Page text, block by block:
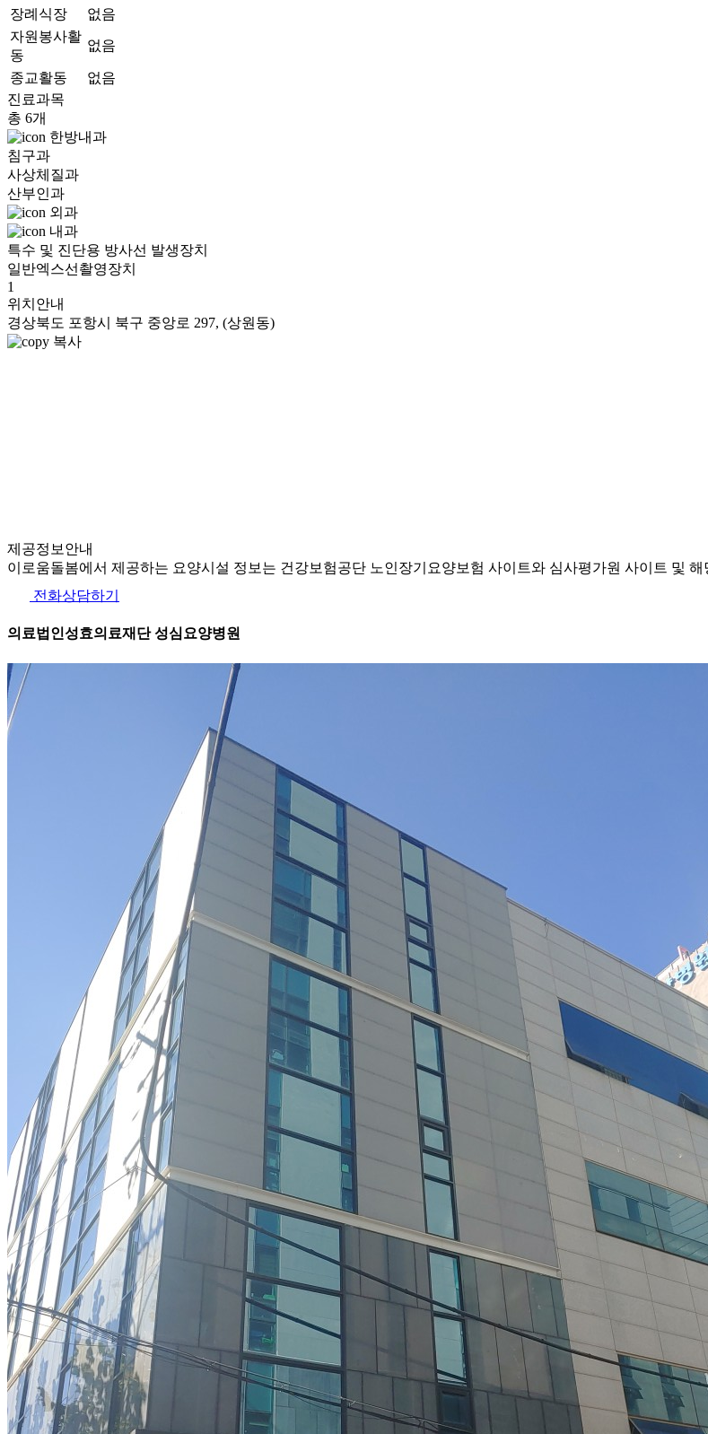
장례식장
없음
자원봉사활
동
없음
종교활동
없음
진료과목
총 6개
한방내과
침구과
사상체질과
산부인과
외과
내과
특수 및 진단용 방사선 발생장치
일반엑스선촬영장치
1
위치안내
경상북도 포항시 북구 중앙로 297, (상원동)
복사
제공정보안내
이로움돌봄에서 제공하는 요양시설 정보는 건강보험공단 노인장기요양보험 사이트와 심사평가원 사이트 및
전화상담하기
의료법인성효의료재단 성심요양병원